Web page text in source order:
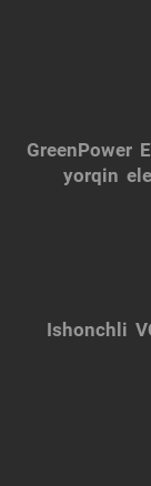
GreenPower
yorqin
Ishonchli